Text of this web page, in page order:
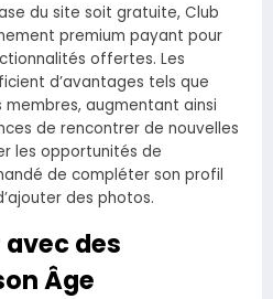
du site soit gratuite, Club
premium payant pour
offertes. Les
d’avantages tels que
membres, augmentant ainsi
de rencontrer de nouvelles
les opportunités de
de compléter son profil
des photos.
des
Âge